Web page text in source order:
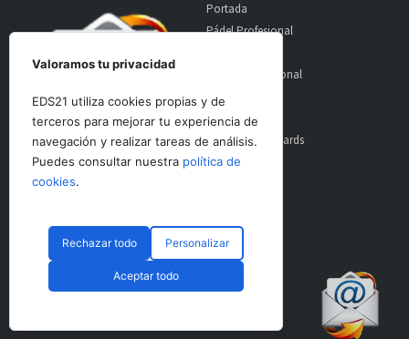
Portada
Pádel Profesional
Pádel Internacional
Entrevistas
Material
World Padel Awards
Contacto
© CopyRight 2024 PadelSpain
Valoramos tu privacidad
EDS21 utiliza cookies propias y de
terceros para mejorar tu experiencia de
navegación y realizar tareas de análisis.
Puedes consultar nuestra política de
cookies.
Rechazar todo Personalizar
Aceptar todo